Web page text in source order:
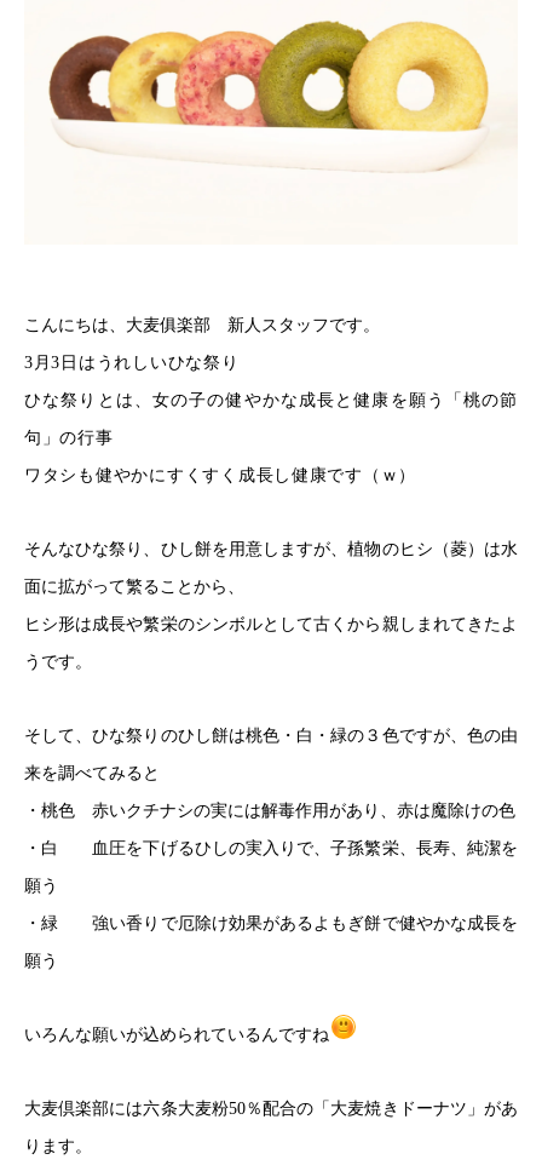
こんにちは、大麦俱楽部 新人スタッフです。
3 月3日はうれしいひな祭り
ひな祭りとは、女の子の健やかな成長と健康を願う「桃の節
句」の行事
ワタシも健やかにすくすく成長し健康です（ｗ）
そんなひな祭り、ひし餅を用意しますが、植物のヒシ（菱）は水
面に拡がって繁ることから、
ヒシ形は成長や繁栄のシンボルとして古くから親しまれてきたよ
うです。
そして、ひな祭りのひし餅は桃色・白・緑の３色ですが、色の由
来を調べてみると
・桃色 赤いクチナシの実には解毒作用があり、赤は魔除けの色
・白 血圧を下げるひしの実入りで、子孫繁栄、長寿、純潔を
願う
・緑 強い香りで厄除け効果があるよもぎ餅で健やかな成長を
願う
いろんな願いが込められているんですね
大麦倶楽部には六条大麦粉50％配合の「大麦焼きドーナツ」があ
ります。